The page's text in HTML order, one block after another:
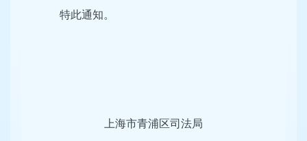
特此通知。
上海市青浦区司法局